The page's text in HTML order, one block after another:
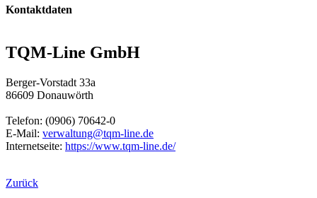
Kontaktdaten
TQM-Line GmbH
Berger-Vorstadt 33a
86609 Donauwörth
Telefon: (0906) 70642-0
E-Mail: verwaltung@tqm-line.de
Internetseite: https://www.tqm-line.de/
Zurück